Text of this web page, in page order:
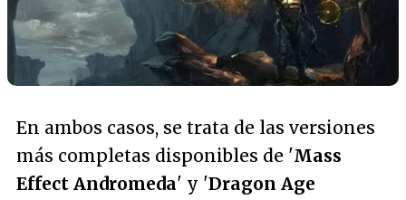
En ambos casos, se trata de las versiones
más completas disponibles de 'Mass
Effect Andromeda' y 'Dragon Age